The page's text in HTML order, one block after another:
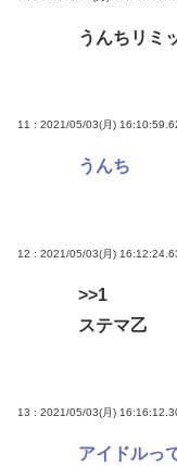
うんちリミ
11 : 2021/05/03(月)
うんち
12 : 2021/05/03(月)
>>1
ステマ乙
13 : 2021/05/03(月)
アイドルっ